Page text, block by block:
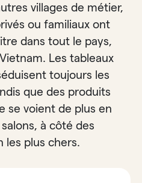
villages de métier,
ou familiaux ont
dans tout le pays,
Les tableaux
toujours les
que des produits
se voient de plus en
à côté des
les plus chers.